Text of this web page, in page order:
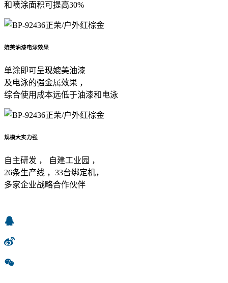
和喷涂面积可提高30%
媲美油漆电泳效果
单涂即可呈现媲美油漆
及电泳的强金属效果 ，
综合使用成本远低于油漆和电泳
规模大实力强
自主研发 ， 自建工业园 ，
26条生产线 ，33台绑定机，
多家企业战略合作伙伴